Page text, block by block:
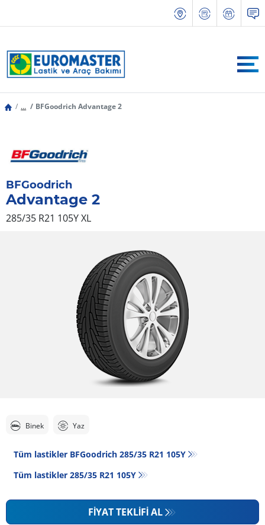
... BFGoodrich Advantage 2
BFGoodrich
Advantage 2
285/35 R21 105YXL
Binek Yaz
Tüm lastikler BFGoodrich 285/35 R21 105Y
Tüm lastikler‎ 285/35 R21 105Y
FIYAT TEKLIFI AL